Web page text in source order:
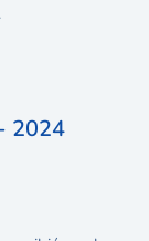
2024